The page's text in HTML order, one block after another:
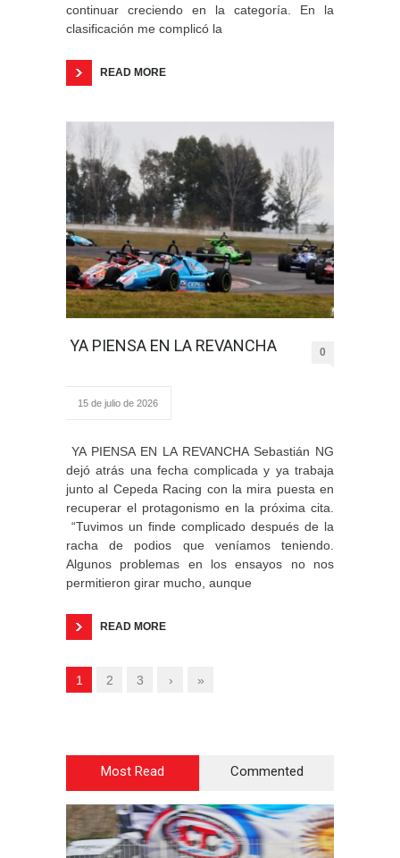
continuar creciendo en la categoría. En la
clasificación me complicó la
READ MORE
YA PIENSA EN LA REVANCHA 0
15 de julio de 2026
YA PIENSA EN LA REVANCHA Sebastián NG
dejó atrás una fecha complicada y ya trabaja
junto al Cepeda Racing con la mira puesta en
recuperar el protagonismo en la próxima cita.
“Tuvimos un finde complicado después de la
racha de podios que veníamos teniendo.
Algunos problemas en los ensayos no nos
permitieron girar mucho, aunque
READ MORE
1 2 3 › »
Most Read Commented